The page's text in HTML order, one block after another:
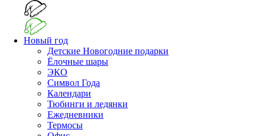
Новый год
Детские Новогодние подарки
Ёлочные шары
ЭКО
Символ Года
Календари
Тюбинги и ледянки
Ежедневники
Термосы